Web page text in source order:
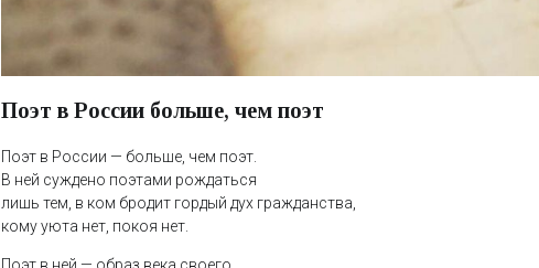
Поэт в России больше, чем поэт
Поэт в России — больше, чем поэт.
В ней суждено поэтами рождаться
лишь тем, в ком бродит гордый дух гражданства,
кому уюта нет, покоя нет.